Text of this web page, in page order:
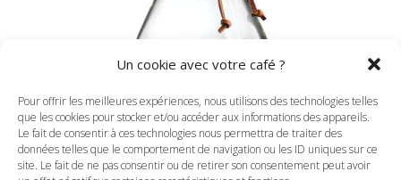
Un cookie avec votre café ?
Pour offrir les meilleures expériences, nous utilisons des technologies telles
que les cookies pour stocker et/ou accéder aux informations des appareils.
Le fait de consentir à ces technologies nous permettra de traiter des
données telles que le comportement de navigation ou les ID uniques sur ce
site. Le fait de ne pas consentir ou de retirer son consentement peut avoir
options
peuvent
être
choisies
CHEMEX